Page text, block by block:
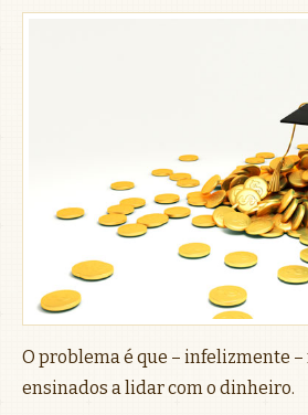
O problema é que – infelizmente –
ensinados a lidar com o dinheiro.